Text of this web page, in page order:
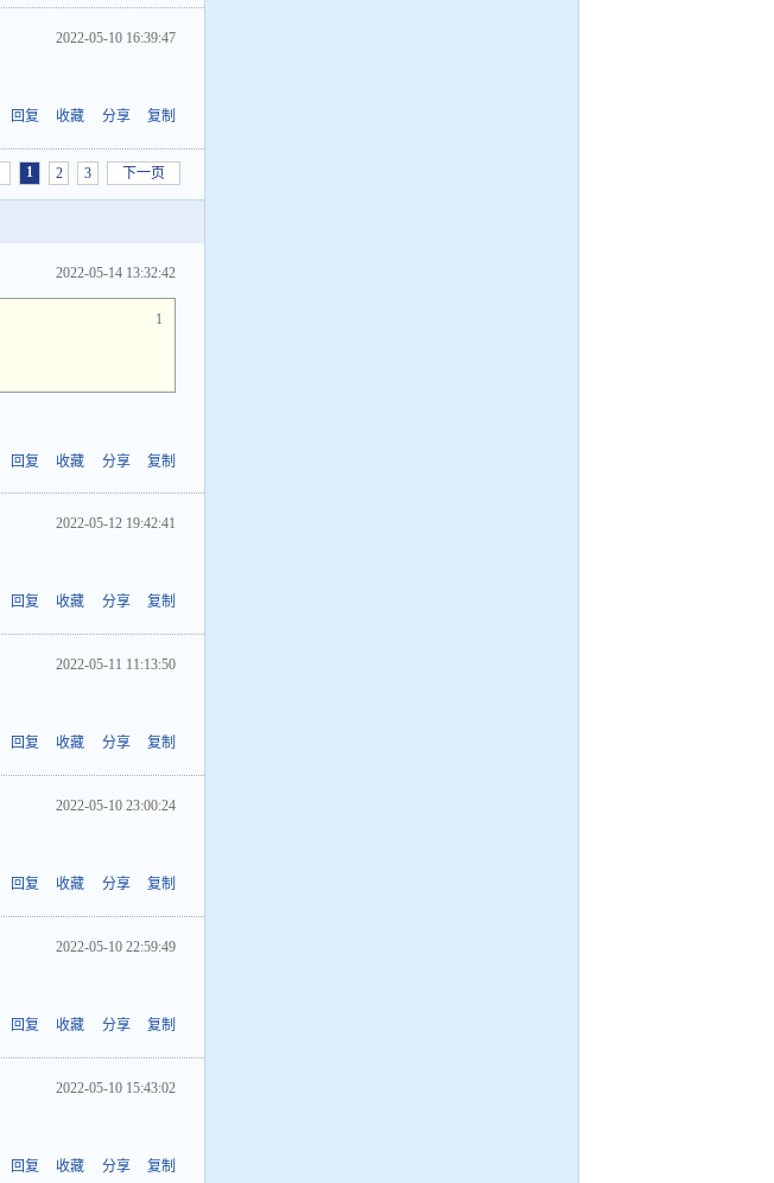
2022-05-10 16:39:47
回复 收藏 分享 复制
1 2 3 下一页
2022-05-14 13:32:42
1
回复 收藏 分享 复制
2022-05-12 19:42:41
回复 收藏 分享 复制
2022-05-11 11:13:50
回复 收藏 分享 复制
2022-05-10 23:00:24
回复 收藏 分享 复制
2022-05-10 22:59:49
回复 收藏 分享 复制
2022-05-10 15:43:02
回复 收藏 分享 复制